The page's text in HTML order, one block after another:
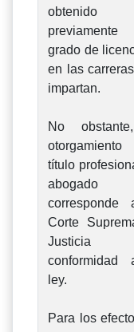
obtenido
grado de
en las
impartan.
No
título
abogado
corresponde
Corte
Justicia
conformidad
ley.
Para los